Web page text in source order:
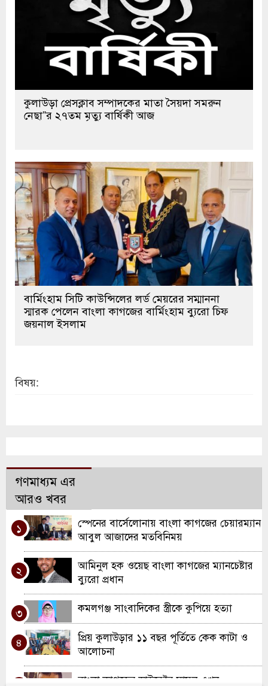
কুলাউড়া প্রেসক্লাব সম্পাদকের মাতা সৈয়দা সমরুন
নেছা”র ২৭তম মৃত্যু বার্ষিকী আজ
বার্মিংহাম সিটি কাউন্সিলের লর্ড মেয়রের সম্মাননা
স্মারক পেলেন বাংলা কাগজের বার্মিংহাম ব্যুরো চিফ
জয়নাল ইসলাম
বিষয়:
গণমাধ্যম এর
আরও খবর
১
স্পেনের বার্সেলোনায় বাংলা কাগজের চেয়ারম্যান
আবুল আজাদের মতবিনিময়
২
আমিনুল হক ওয়েছ বাংলা কাগজের ম্যানচেষ্টার
ব্যুরো প্রধান
৩ কমলগঞ্জ সাংবাদিকের স্ত্রীকে কুপিয়ে হত্যা
৪
প্রিয় কুলাউড়ার ১১ বছর পূর্তিতে কেক কাটা ও
আলোচনা
বাংলা কাগজের ডাইরেক্টর মামুন এখন